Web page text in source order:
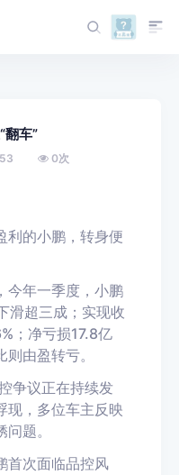
翻车”
0次
利的小鹏，转身便
今年一季度，小鹏
滑超三成；实现收
；净亏损17.8亿
由盈转亏。
争议正在持续发
现，多位车主反映
题。
首次面临品控风